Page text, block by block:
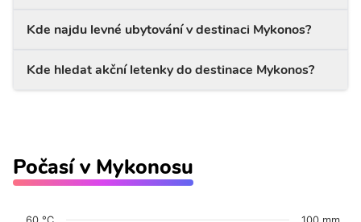
Kde najdu levné ubytování v destinaci Mykonos?
Kde hledat akční letenky do destinace Mykonos?
Počasí v Mykonosu